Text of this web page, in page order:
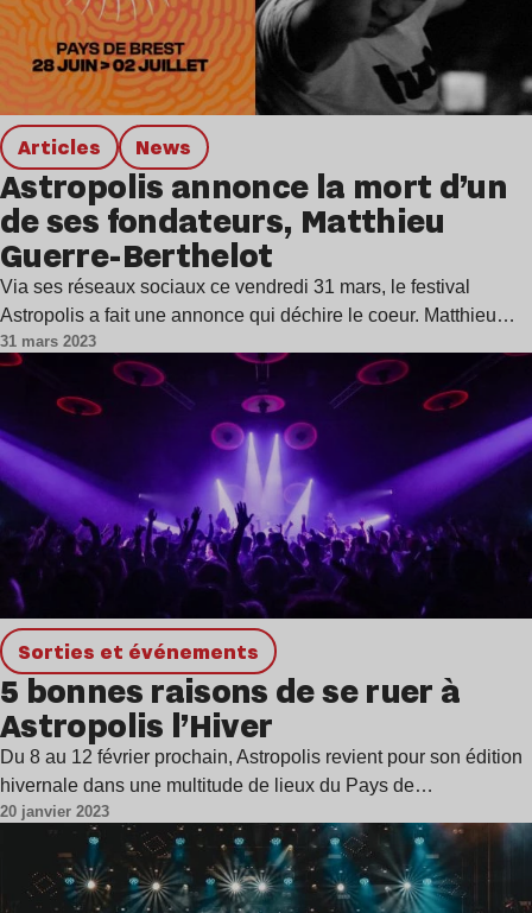
Articles news
Astropolis annonce la mort d’un
de ses fondateurs, Matthieu
Guerre-Berthelot
Via ses réseaux sociaux ce vendredi 31 mars, le festival
Astropolis a fait une annonce qui déchire le coeur. Matthieu…
31 mars 2023
Sorties et événements
5 bonnes raisons de se ruer à
Astropolis l’Hiver
Du 8 au 12 février prochain, Astropolis revient pour son édition
hivernale dans une multitude de lieux du Pays de…
20 janvier 2023